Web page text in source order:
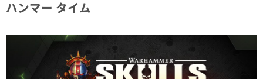
ハンマー タイム